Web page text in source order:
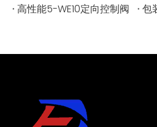
高性能5-WE10定向控制阀